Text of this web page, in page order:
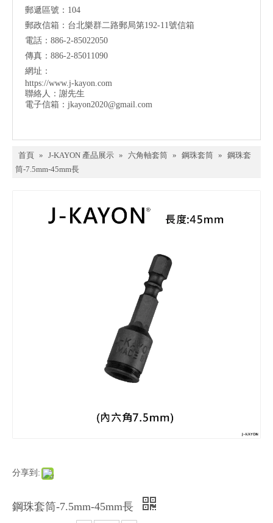
郵遞區號：104
郵政信箱：台北樂群二路郵局第192-11號信箱
電話：886-2-85022050
傳真：886-2-85011090
網址：
https://www.j-kayon.com
聯絡人：謝先生
電子信箱： jkayon2020@gmail.com
首頁 » J-KAYON 產品展示 » 六角軸套筒 » 鋼珠套筒 » 鋼珠套
筒-7.5mm-45mm長
分享到:
鋼珠套筒-7.5mm-45mm長